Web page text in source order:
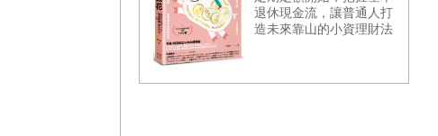
退休現金流，讓普通人打
造未來靠山的小資理財法